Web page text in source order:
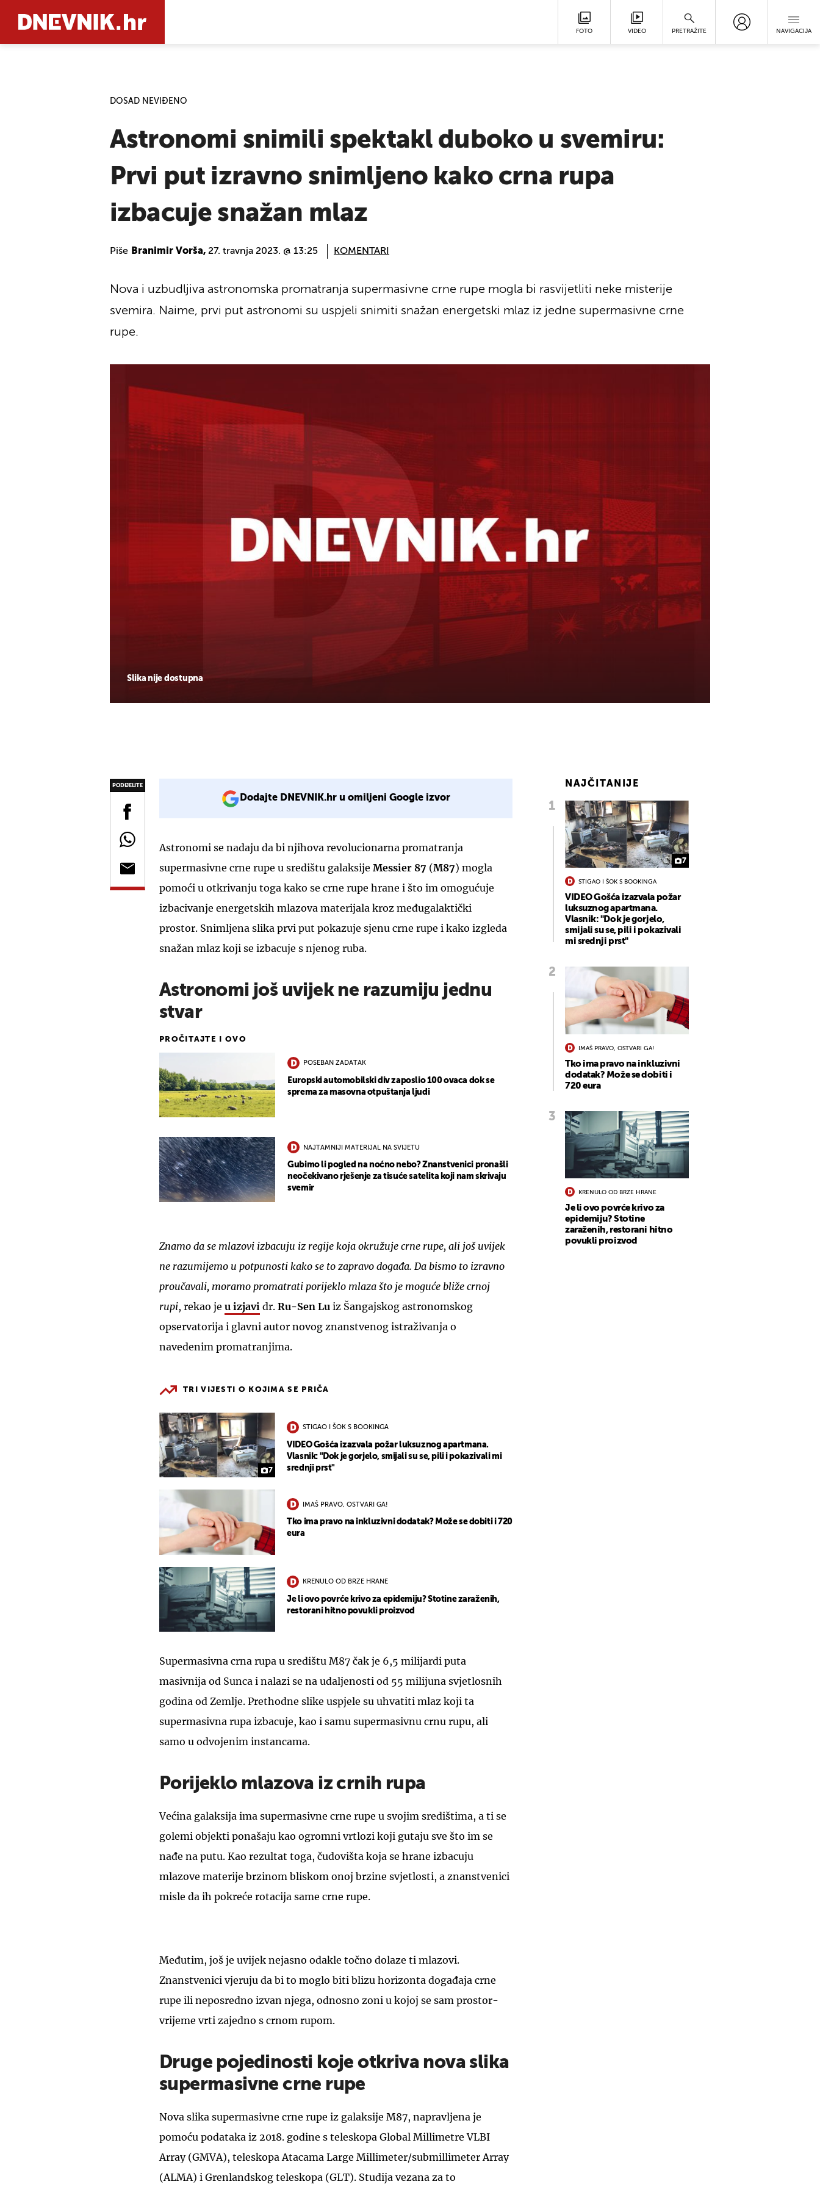
FOTO VIDEO PRETRAŽITE NAVIGACIJA
DOSAD NEVIĐENO
Astronomi snimili spektakl duboko u svemiru:
Prvi put izravno snimljeno kako crna rupa
izbacuje snažan mlaz
Piše Branimir Vorša, 27. travnja 2023. @ 13:25 KOMENTARI
Slika nije dostupna
Nova i uzbudljiva astronomska promatranja supermasivne crne rupe mogla bi rasvijetliti neke misterije
svemira. Naime, prvi put astronomi su uspjeli snimiti snažan energetski mlaz iz jedne supermasivne crne
rupe.
PODIJELITE
Dodajte DNEVNIK.hr u omiljeni Google izvor
Astronomi se nadaju da bi njihova revolucionarna promatranja
supermasivne crne rupe u središtu galaksije Messier 87 (M87) mogla
pomoći u otkrivanju toga kako se crne rupe hrane i što im omogućuje
izbacivanje energetskih mlazova materijala kroz međugalaktički
prostor. Snimljena slika prvi put pokazuje sjenu crne rupe i kako izgleda
snažan mlaz koji se izbacuje s njenog ruba.
Astronomi još uvijek ne razumiju jednu
stvar
PROČITAJTE I OVO
POSEBAN ZADATAK
Europski automobilski div zaposlio 100 ovaca dok se
sprema za masovna otpuštanja ljudi
NAJTAMNIJI MATERIJAL NA SVIJETU
Gubimo li pogled na noćno nebo? Znanstvenici pronašli
neočekivano rješenje za tisuće satelita koji nam skrivaju
svemir
Znamo da se mlazovi izbacuju iz regije koja okružuje crne rupe, ali još uvijek
ne razumijemo u potpunosti kako se to zapravo događa. Da bismo to izravno
proučavali, moramo promatrati porijeklo mlaza što je moguće bliže crnoj
rupi, rekao je u izjavi dr. Ru-Sen Lu iz Šangajskog astronomskog
opservatorija i glavni autor novog znanstvenog istraživanja o
navedenim promatranjima.
TRI VIJESTI O KOJIMA SE PRIČA
7
STIGAO I ŠOK S BOOKINGA
VIDEO Gošća izazvala požar luksuznog apartmana.
Vlasnik: "Dok je gorjelo, smijali su se, pili i pokazivali mi
srednji prst"
IMAŠ PRAVO, OSTVARI GA!
Tko ima pravo na inkluzivni dodatak? Može se dobiti i 720
eura
KRENULO OD BRZE HRANE
Je li ovo povrće krivo za epidemiju? Stotine zaraženih,
restorani hitno povukli proizvod
Supermasivna crna rupa u središtu M87 čak je 6,5 milijardi puta
masivnija od Sunca i nalazi se na udaljenosti od 55 milijuna svjetlosnih
godina od Zemlje. Prethodne slike uspjele su uhvatiti mlaz koji ta
supermasivna rupa izbacuje, kao i samu supermasivnu crnu rupu, ali
samo u odvojenim instancama.
Porijeklo mlazova iz crnih rupa
Većina galaksija ima supermasivne crne rupe u svojim središtima, a ti se
golemi objekti ponašaju kao ogromni vrtlozi koji gutaju sve što im se
nađe na putu. Kao rezultat toga, čudovišta koja se hrane izbacuju
mlazove materije brzinom bliskom onoj brzine svjetlosti, a znanstvenici
misle da ih pokreće rotacija same crne rupe.
Međutim, još je uvijek nejasno odakle točno dolaze ti mlazovi.
Znanstvenici vjeruju da bi to moglo biti blizu horizonta događaja crne
rupe ili neposredno izvan njega, odnosno zoni u kojoj se sam prostor-
vrijeme vrti zajedno s crnom rupom.
Druge pojedinosti koje otkriva nova slika
supermasivne crne rupe
Nova slika supermasivne crne rupe iz galaksije M87, napravljena je
pomoću podataka iz 2018. godine s teleskopa Global Millimetre VLBI
Array (GMVA), teleskopa Atacama Large Millimeter/submillimeter Array
(ALMA) i Grenlandskog teleskopa (GLT). Studija vezana za to
NAJČITANIJE
7
STIGAO I ŠOK S BOOKINGA
VIDEO Gošća izazvala požar
luksuznog apartmana.
Vlasnik: "Dok je gorjelo,
smijali su se, pili i pokazivali
mi srednji prst"
IMAŠ PRAVO, OSTVARI GA!
Tko ima pravo na inkluzivni
dodatak? Može se dobiti i
720 eura
KRENULO OD BRZE HRANE
Je li ovo povrće krivo za
epidemiju? Stotine
zaraženih, restorani hitno
povukli proizvod